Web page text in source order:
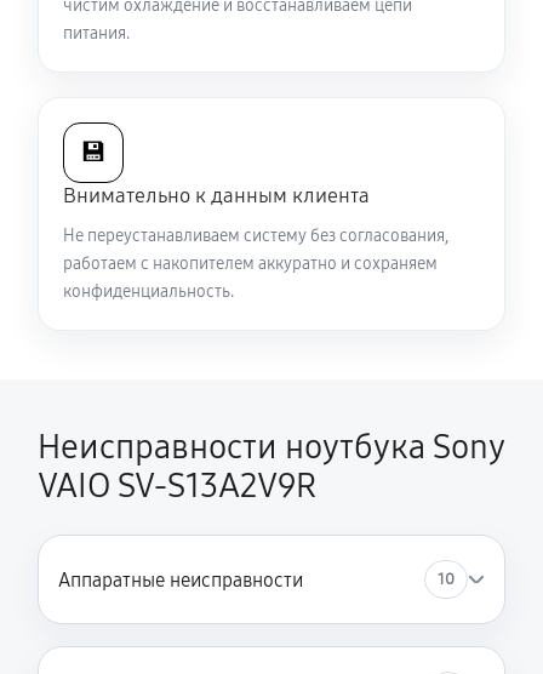
Настройка ОС ноутбука Sony VAIO SV-S13A2V9R
60 минут
Замена шим-контроллера
чистим охлаждение и восстанавливаем цепи
питания.
💾
Внимательно к данным клиента
Не переустанавливаем систему без согласования,
работаем с накопителем аккуратно и сохраняем
конфиденциальность.
Неисправности ноутбука Sony
VAIO SV-S13A2V9R
Аппаратные неисправности 10